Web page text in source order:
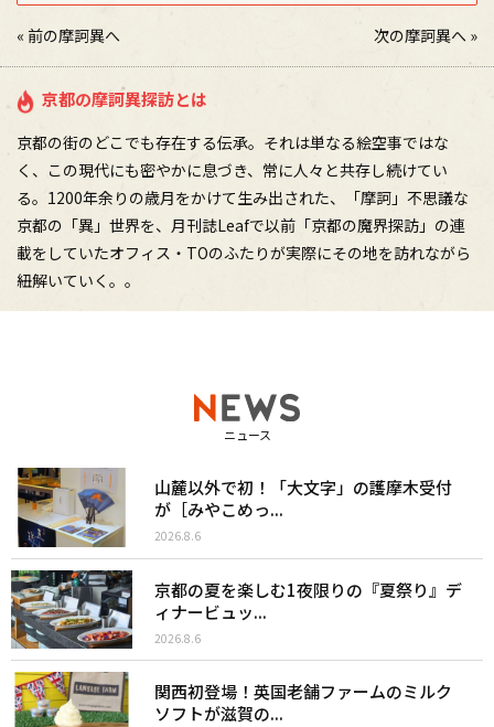
« 前の摩訶異へ 次の摩訶異へ »
京都の摩訶異探訪とは
京都の街のどこでも存在する伝承。それは単なる絵空事ではな
く、この現代にも密やかに息づき、常に人々と共存し続けてい
る。1200年余りの歳月をかけて生み出された、「摩訶」不思議な
京都の「異」世界を、月刊誌Leafで以前「京都の魔界探訪」の連
載をしていたオフィス・TOのふたりが実際にその地を訪れながら
紐解いていく。。
ニュース
山麓以外で初！「大文字」の護摩木受付
が［みやこめっ...
2026.8.6
京都の夏を楽しむ1夜限りの『夏祭り』デ
ィナービュッ...
2026.8.6
関西初登場！英国老舗ファームのミルク
ソフトが滋賀の...